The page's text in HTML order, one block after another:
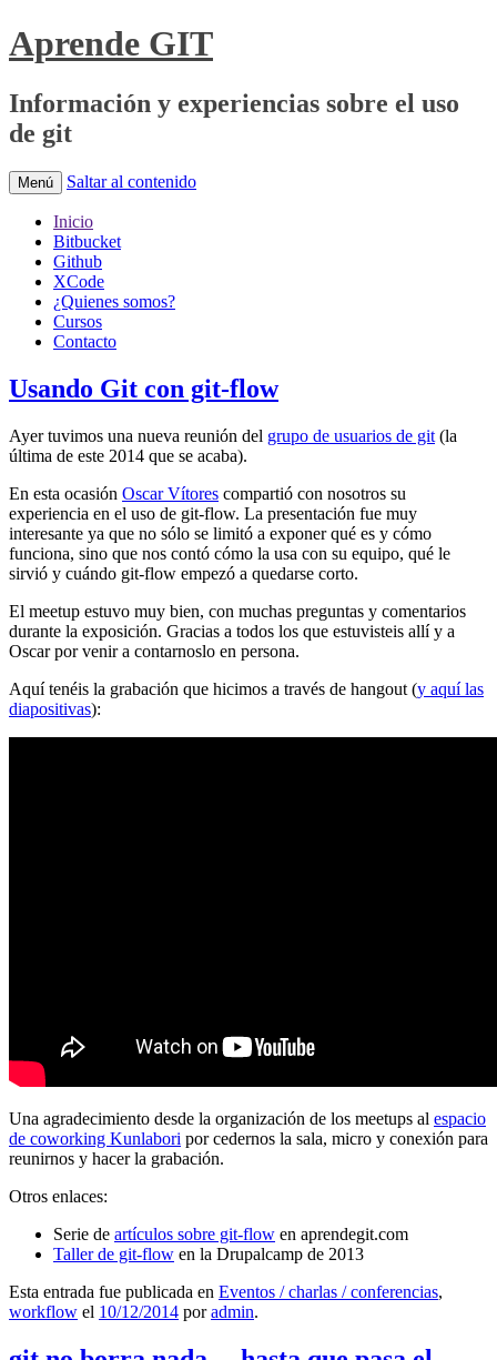
Aprende GIT
Información y experiencias sobre el uso
de git
Menú Saltar al contenido
Inicio
Bitbucket
Github
XCode
¿Quienes somos?
Cursos
Contacto
Usando Git con git-flow
Ayer tuvimos una nueva reunión del grupo de usuarios de git (la
última de este 2014 que se acaba).
En esta ocasión Oscar Vítores compartió con nosotros su
experiencia en el uso de git-flow. La presentación fue muy
interesante ya que no sólo se limitó a exponer qué es y cómo
funciona, sino que nos contó cómo la usa con su equipo, qué le
sirvió y cuándo git-flow empezó a quedarse corto.
El meetup estuvo muy bien, con muchas preguntas y comentarios
durante la exposición. Gracias a todos los que estuvisteis allí y a
Oscar por venir a contarnoslo en persona.
Aquí tenéis la grabación que hicimos a través de hangout (y aquí las
diapositivas):
Una agradecimiento desde la organización de los meetups al espacio
de coworking Kunlabori por cedernos la sala, micro y conexión para
reunirnos y hacer la grabación.
Otros enlaces:
Serie de artículos sobre git-flow en aprendegit.com
Taller de git-flow en la Drupalcamp de 2013
Esta entrada fue publicada en Eventos / charlas / conferencias,
workflow el 10/12/2014 poradmin.